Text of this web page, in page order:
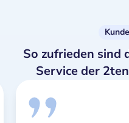
So zufrieden sind
Service der